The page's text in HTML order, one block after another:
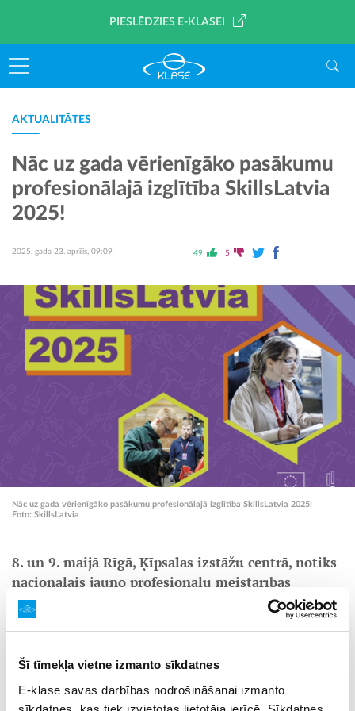
Šī tīmekļa vietne izmanto sīkdatnes
E-klase savas darbības nodrošināšanai izmanto
PIESLĒDZIES E-KLASEI
AKTUALITĀTES
Nāc uz gada vērienīgāko pasākumu
profesionālajā izglītība SkillsLatvia
2025!
2025. gada 23. aprīlis, 09:09 49 5
Nāc uz gada vērienīgāko pasākumu profesionālajā izglītība SkillsLatvia 2025!
Foto: SkillsLatvia
8. un 9. maijā Rīgā, Ķīpsalas izstāžu centrā, notiks
nacionālais jauno profesionāļu meistarības
konkurss
, kurā apmeklētāji varēs
novērtēt 130 jauno profesionāļu sniegumu 20
profesiju iepazīšanas aktivitātēs.
Pasākumā varēs uzzināt par profesionālās izglītības